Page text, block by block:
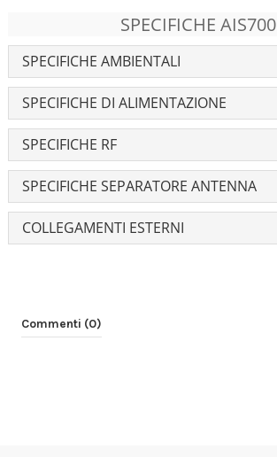
SPECIFICHE AIS700
SPECIFICHE AMBIENTALI
SPECIFICHE DI ALIMENTAZIONE
SPECIFICHE RF
SPECIFICHE SEPARATORE ANTENNA
COLLEGAMENTI ESTERNI
Commenti (0)